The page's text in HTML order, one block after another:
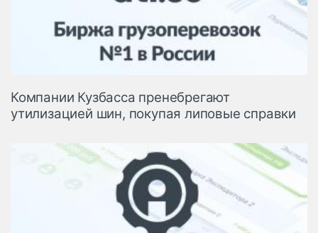
Компании Кузбасса пренебрегают
утилизацией шин, покупая липовые справки